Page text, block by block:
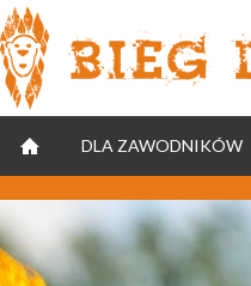
Natomiast w sekcji Body (też
STRONA GŁÓWNA
DLA ZAWODNIKÓW